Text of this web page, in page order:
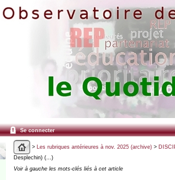
Se connecter
> Les rubriques antérieures à nov. 2025 (archive)>
Desplechin) (…)
Voir à gauche les mots-clés liés à cet article